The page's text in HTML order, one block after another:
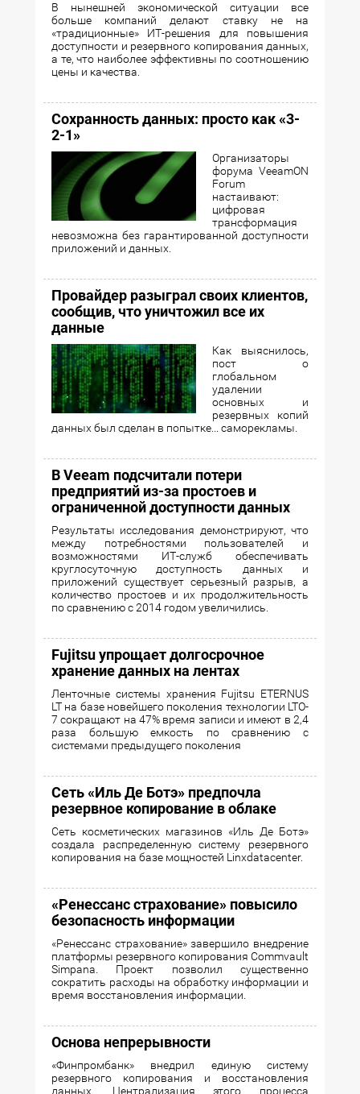
В нынешней экономической ситуации все
больше компаний делают ставку не на
«традиционные» ИТ-решения для повышения
доступности и резервного копирования данных,
а те, что наиболее эффективны по соотношению
цены и качества.
Сохранность данных: просто как «3-
2-1»
Организаторы
форума VeeamON
Forum
настаивают:
цифровая
трансформация
невозможна без гарантированной доступности
приложений и данных.
Провайдер разыграл своих клиентов,
сообщив, что уничтожил все их
данные
Как выяснилось,
пост о
глобальном
удалении
основных и
резервных копий
данных был сделан в попытке... саморекламы.
В Veeam подсчитали потери
предприятий из-за простоев и
ограниченной доступности данных
Результаты исследования демонстрируют, что
между потребностями пользователей и
возможностями ИТ-служб обеспечивать
круглосуточную доступность данных и
приложений существует серьезный разрыв, а
количество простоев и их продолжительность
по сравнению с 2014 годом увеличились.
Fujitsu упрощает долгосрочное
хранение данных на лентах
Ленточные системы хранения Fujitsu ETERNUS
LT на базе новейшего поколения технологии LTO-
7 сокращают на 47% время записи и имеют в 2,4
раза большую емкость по сравнению с
системами предыдущего поколения
Сеть «Иль Де Ботэ» предпочла
резервное копирование в облаке
Сеть косметических магазинов «Иль Де Ботэ»
создала распределенную систему резервного
копирования на базе мощностей Linxdatacenter.
«Ренессанс страхование» повысило
безопасность информации
«Ренессанс страхование» завершило внедрение
платформы резервного копирования Commvault
Simpana. Проект позволил существенно
сократить расходы на обработку информации и
время восстановления информации.
Основа непрерывности
«Финпромбанк» внедрил единую систему
резервного копирования и восстановления
данных. Централизация этого процесса